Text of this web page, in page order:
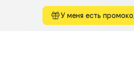
У меня есть